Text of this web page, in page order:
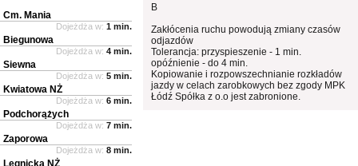
B
Zakłócenia ruchu powodują zmiany czasów
odjazdów
Tolerancja: przyspieszenie - 1 min.
opóźnienie - do 4 min.
Kopiowanie i rozpowszechnianie rozkładów
jazdy w celach zarobkowych bez zgody MPK
Łódź Spółka z o.o jest zabronione.
Cm. Mania
Dojeżdża w: 1 min.
Biegunowa
Dojeżdża w: 4 min.
Siewna
Dojeżdża w: 5 min.
Kwiatowa NŻ
Dojeżdża w: 6 min.
Podchorążych
Dojeżdża w: 7 min.
Zaporowa
Dojeżdża w: 8 min.
Legnicka NŻ